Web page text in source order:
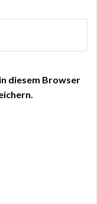
diesem Browser